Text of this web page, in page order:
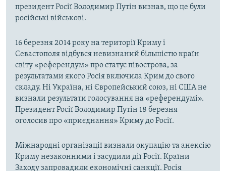
президент Росії Володимир Путін визнав, що це були
російські військові.
16 березня 2014 року на території Криму і
Севастополя відбувся невизнаний більшістю країн
світу «референдум» про статус півострова, за
результатами якого Росія включила Крим до свого
складу. Ні Україна, ні Європейський союз, ні США не
визнали результати голосування на «референдумі».
Президент Росії Володимир Путін 18 березня
оголосив про «приєднання» Криму до Росії.
Міжнародні організації визнали окупацію та анексію
Криму незаконними і засудили дії Росії. Країни
Заходу запровадили економічні санкції. Росія